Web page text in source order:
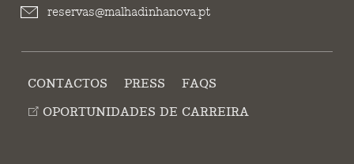
reservas@malhadinhanova.pt
CONTACTOS PRESS
FAQS
OPORTUNIDADES DE CARREIRA